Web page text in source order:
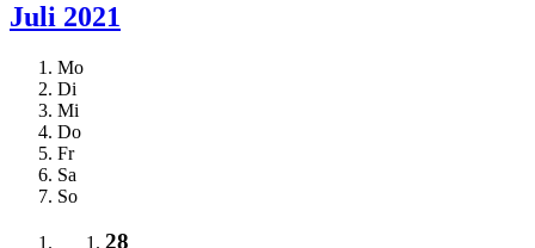
Juli 2021
Mo
Di
Mi
Do
Fr
Sa
So
28